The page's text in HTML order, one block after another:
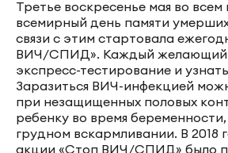
Третье воскресенье мая во всем
всемирный день памяти
связи с этим стартовала
ВИЧ/СПИД». Каждый желающий
экспресс-тестирование и
Заразиться ВИЧ-инфекцией
при незащищенных половых
ребенку во время
грудном вскармливании. В 2018
акции «Стоп ВИЧ/СПИД» было